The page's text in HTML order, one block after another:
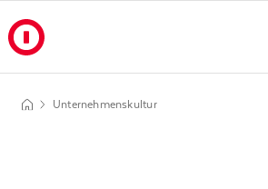
Unternehmenskultur